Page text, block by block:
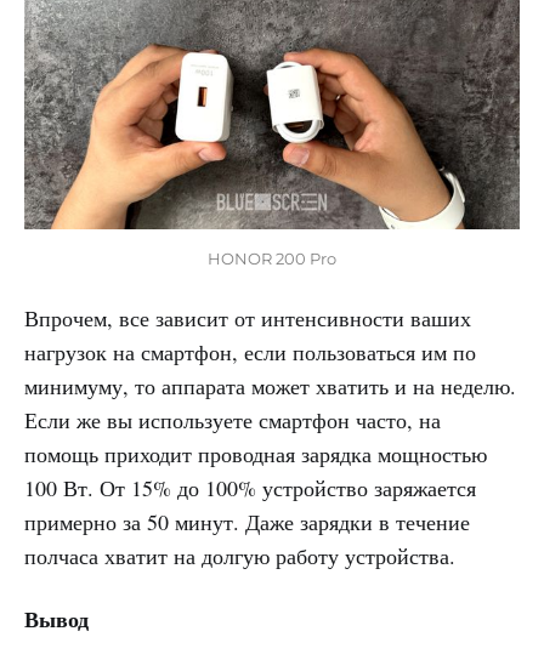
HONOR 200 Pro
Впрочем, все зависит от интенсивности ваших
нагрузок на смартфон, если пользоваться им по
минимуму, то аппарата может хватить и на неделю.
Если же вы используете смартфон часто, на
помощь приходит проводная зарядка мощностью
100 Вт. От 15% до 100% устройство заряжается
примерно за 50 минут. Даже зарядки в течение
полчаса хватит на долгую работу устройства.
Вывод